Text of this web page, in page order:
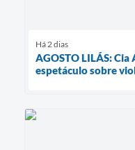
Há 2 dias
AGOSTO LILÁS:
espetáculo sobre